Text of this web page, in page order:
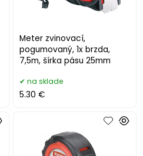
Meter zvinovací,
pogumovaný, 1x brzda,
7,5m, šírka pásu 25mm
na sklade
5.30 €